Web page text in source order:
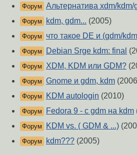
Форум Альтернатива xdm/kdm/
Форум kdm, gdm... (2005)
Форум что такое DE и (gdm/
Форум Debian Srge kdm: final
Форум XDM, KDM или GDM?
Форум Gnome и gdm, kdm
Форум KDM autologin (2010)
Форум Fedora 9 - c gdm на kdm
Форум KDM vs. ( GDM & ...)
Форум kdm??? (2005)